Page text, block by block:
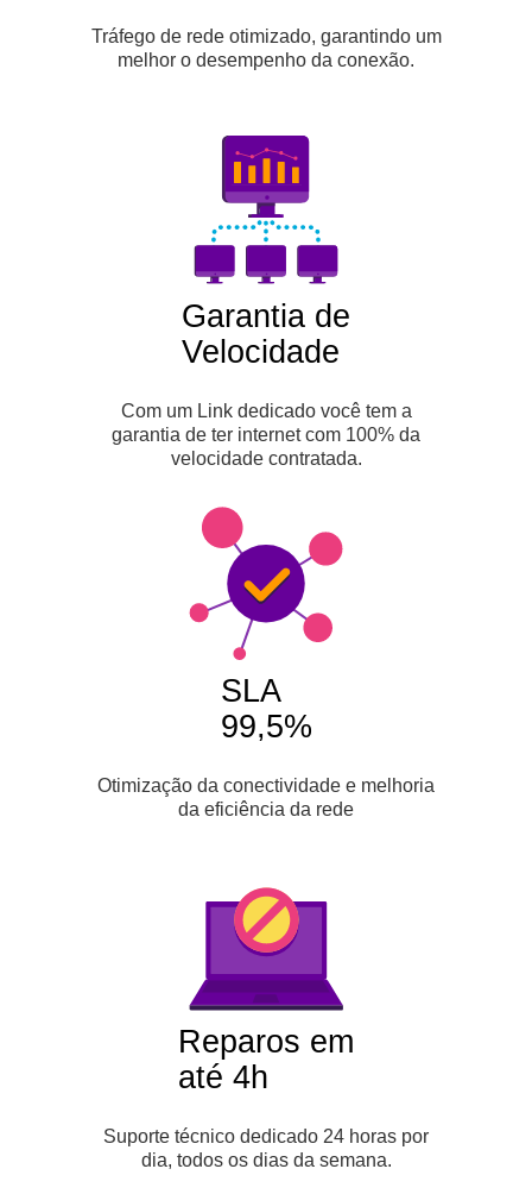
Tráfego de rede otimizado, garantindo um
melhor o desempenho da conexão.
Garantia de
Velocidade
Com um Link dedicado você tem a
garantia de ter internet com 100% da
velocidade contratada.
SLA
99,5%
Otimização da conectividade e melhoria
da eficiência da rede
Reparos em
até 4h
Suporte técnico dedicado 24 horas por
dia, todos os dias da semana.